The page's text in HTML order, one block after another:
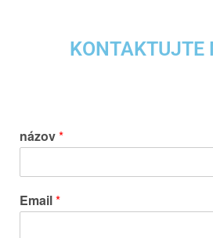
KONTAKTUJTE
názov*
Email*